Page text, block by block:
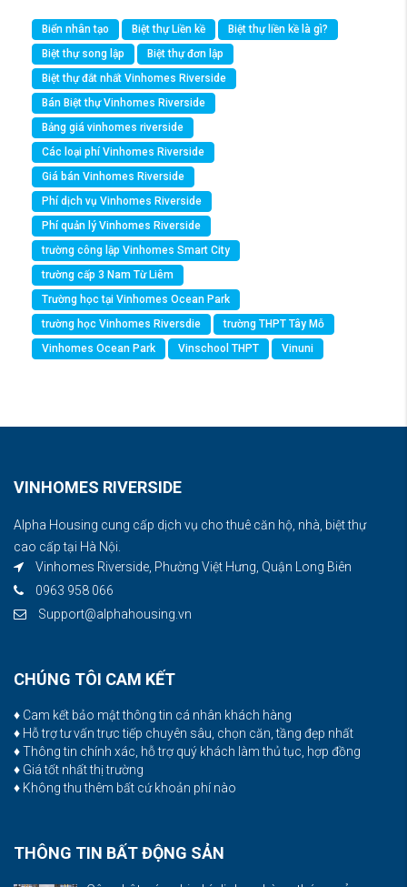
Biển nhân tạo Biệt thự Liền kề
Biệt thự liền kề là gì?
Biệt thự song lập
Biệt thự đơn lập
Biệt thự đắt nhất Vinhomes Riverside
Bán Biệt thự Vinhomes Riverside
Bảng giá vinhomes riverside
Các loại phí Vinhomes Riverside
Giá bán Vinhomes Riverside
Phí dịch vụ Vinhomes Riverside
Phí quản lý Vinhomes Riverside
trường công lập Vinhomes Smart City
trường cấp 3 Nam Từ Liêm
Trường học tại Vinhomes Ocean Park
trường học Vinhomes Riversdie
trường THPT Tây Mỗ
Vinhomes Ocean Park
Vinschool THPT Vinuni
VINHOMES RIVERSIDE
Alpha Housing cung cấp dịch vụ cho thuê căn hộ, nhà, biệt thự
cao cấp tại Hà Nội.
Vinhomes Riverside, Phường Việt Hưng, Quận Long Biên
0963 958 066
Support@alphahousing.vn
CHÚNG TÔI CAM KẾT
♦ Cam kết bảo mật thông tin cá nhân khách hàng
♦ Hỗ trợ tư vấn trực tiếp chuyên sâu, chọn căn, tầng đẹp nhất
♦ Thông tin chính xác, hỗ trợ quý khách làm thủ tục, hợp đồng
♦ Giá tốt nhất thị trường
♦ Không thu thêm bất cứ khoản phí nào
THÔNG TIN BẤT ĐỘNG SẢN